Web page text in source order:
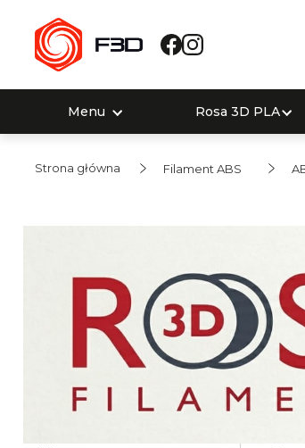
Menu Rosa 3D PLA
Strona główna Filament ABS